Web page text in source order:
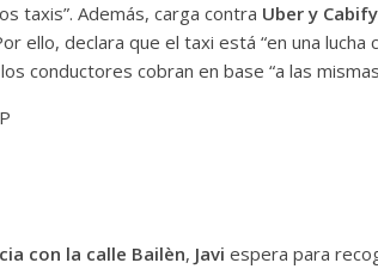
taxis”. Además, carga contra Uber y Cabify
ello, declara que el taxi está “en una lucha
conductores cobran en base “a las
con la calle Bailèn, Javi espera para